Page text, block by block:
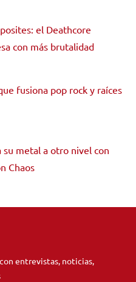
el Deathcore
con más brutalidad
fusiona pop rock y raíces
su metal a otro nivel con
Chaos
entrevistas, noticias,